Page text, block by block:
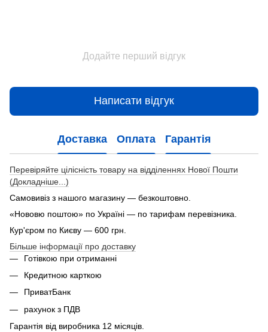
Додайте перший відгук
Написати відгук
Доставка Оплата Гарантія
Перевіряйте цілісність товару на відділеннях Нової Пошти
(Докладніше...)
Самовивіз з нашого магазину — безкоштовно.
«Нововю поштою» по Україні — по тарифам перевізника.
Кур'єром по Києву — 600 грн.
Більше інформації про доставку
Готівкою при отриманні
Кредитною карткою
ПриватБанк
рахунок з ПДВ
Гарантія від виробника 12 місяців.